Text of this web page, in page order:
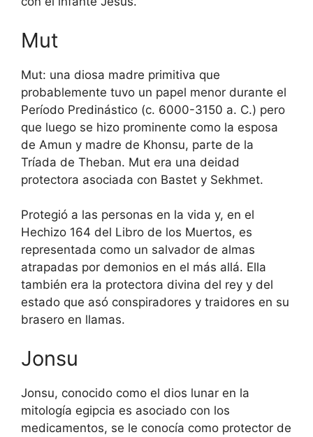
Mut
Mut: una diosa madre primitiva que
probablemente tuvo un papel menor durante el
Período Predinástico (c. 6000-3150 a. C.) pero
que luego se hizo prominente como la esposa
de Amun y madre de Khonsu, parte de la
Tríada de Theban. Mut era una deidad
protectora asociada con Bastet y Sekhmet.
Protegió a las personas en la vida y, en el
Hechizo 164 del Libro de los Muertos, es
representada como un salvador de almas
atrapadas por demonios en el más allá. Ella
también era la protectora divina del rey y del
estado que asó conspiradores y traidores en su
brasero en llamas.
Jonsu
Jonsu, conocido como el dios lunar en la
mitología egipcia es asociado con los
medicamentos, se le conocía como protector de